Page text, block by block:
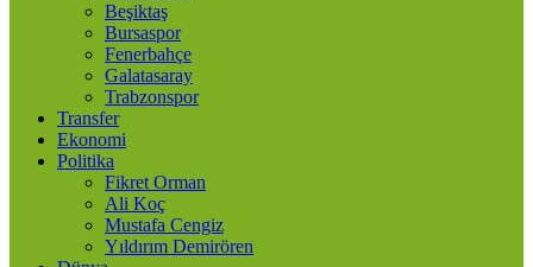
Beşiktaş
Bursaspor
Fenerbahçe
Galatasaray
Trabzonspor
Transfer
Ekonomi
Politika
Fikret Orman
Ali Koç
Mustafa Cengiz
Yıldırım Demirören